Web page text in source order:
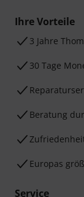
Ihre Vorteile
3 Jahre
30 Tage
Beratung
Europas
Service